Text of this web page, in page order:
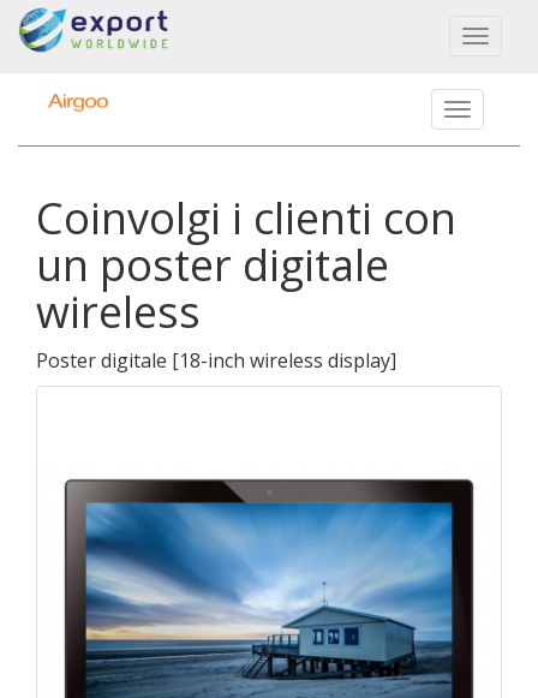
Toggle
Coinvolgi i clienti con
un poster digitale
wireless
Poster digitale [18-inch wireless display]